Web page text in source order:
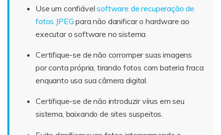
Use um confiávelsoftware de recuperação de
fotos JPEG para não danificar o hardware ao
executar o software no sistema.
Certifique-se de não corromper suas imagens
por conta própria, tirando fotos com bateria fraca
enquanto usa sua câmera digital.
Certifique-se de não introduzir vírus em seu
sistema, baixando de sites suspeitos.